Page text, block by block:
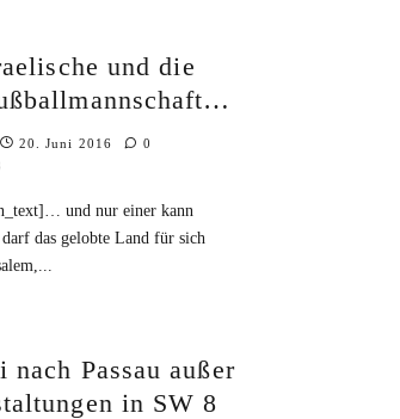
und die
20. Juni 2016
0
und nur einer kann
das gelobte Land für sich
...
Passau außer
in SW 8